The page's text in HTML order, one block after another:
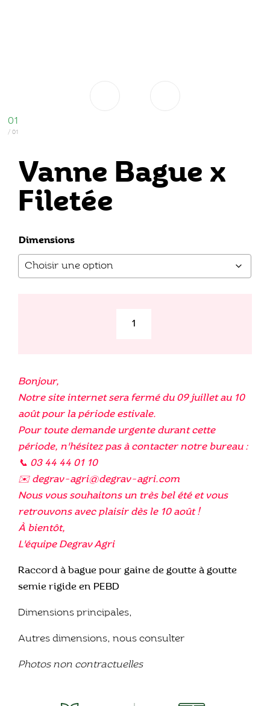
Vanne Bague x
Filetée
Dimensions
x
Filetée
Bonjour,
Notre site internet sera fermé du 09 juillet au 10
août pour la période estivale.
Pour toute demande urgente durant cette
période, n'hésitez pas à contacter notre bureau :
📞 03 44 44 01 10
✉️ degrav-agri@degrav-agri.com
Nous vous souhaitons un très bel été et vous
retrouvons avec plaisir dès le 10 août !
À bientôt,
L'équipe Degrav Agri
Raccord à bague pour gaine de goutte à goutte
semie rigide en PEBD
Dimensions principales,
Autres dimensions, nous consulter
Photos non contractuelles